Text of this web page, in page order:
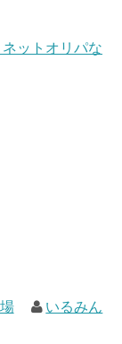
ットオリパな
いるみん